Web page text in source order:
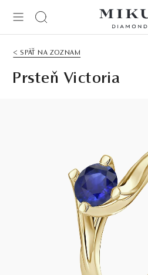
< SPÄŤ NA ZOZNAM
Prsteň Victoria